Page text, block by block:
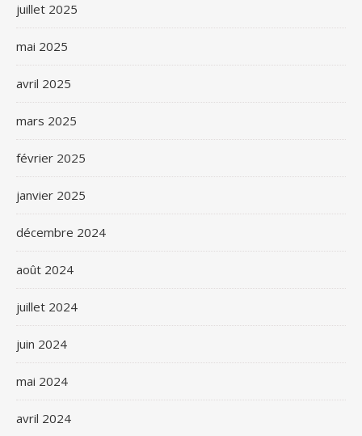
juillet 2025
mai 2025
avril 2025
mars 2025
février 2025
janvier 2025
décembre 2024
août 2024
juillet 2024
juin 2024
mai 2024
avril 2024